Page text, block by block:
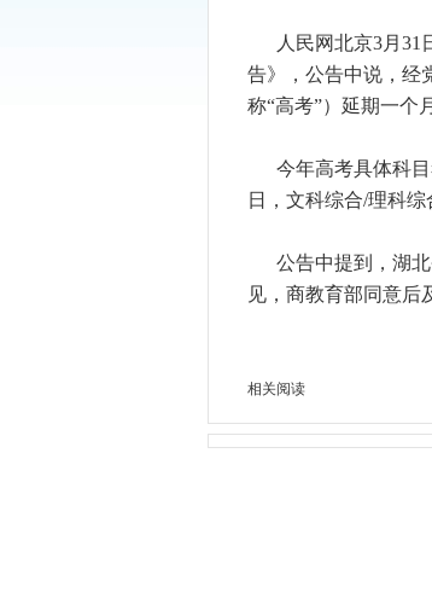
人民网北京3月
告》，公告中说，经
称“高考”）延期一个
今年高考具体科
日，文科综合/理科综
公告中提到，湖
见，商教育部同意后
相关阅读